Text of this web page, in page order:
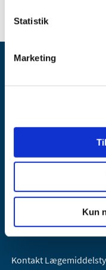
Statistik
Marketing
Kun
Lægemiddelstyrelsen
2300 København S
Lægemiddelstyrelsen
Sundheds- og
Kontakt